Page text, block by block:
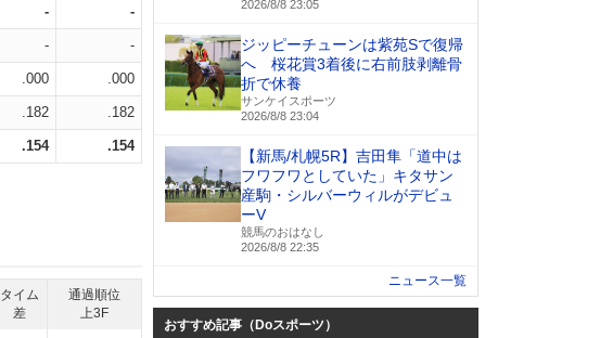
- -
- -
.000 .000
.182 .182
.154 .154
タイム
差
通過順位
上3F
2026/8/8 23:05
ジッピーチューンは紫苑Sで復帰
へ 桜花賞3着後に右前肢剥離骨
折で休養
サンケイスポーツ
2026/8/8 23:04
【新馬/札幌5R】吉田隼「道中は
フワフワとしていた」キタサン
産駒・シルバーウィルがデビュ
ーV
競馬のおはなし
2026/8/8 22:35
ニュース一覧
おすすめ記事（Doスポーツ）